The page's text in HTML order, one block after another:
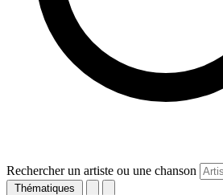
Rechercher un artiste ou une chanson
Thématiques